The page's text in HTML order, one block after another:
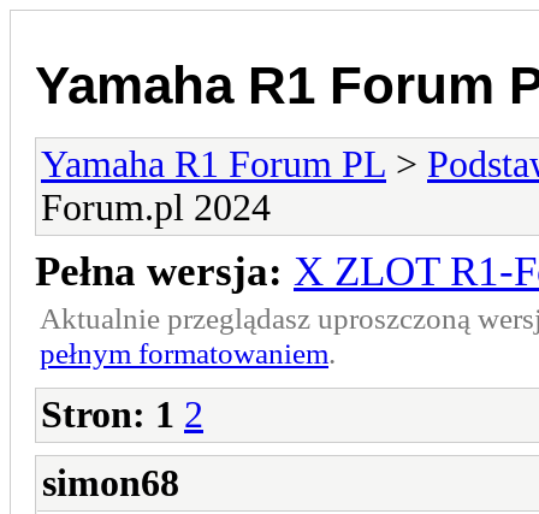
Yamaha R1 Forum
Yamaha R1 Forum PL >
Forum.pl 2024
Pełna wersja: X ZLOT R1-
Aktualnie przeglądasz uproszczoną
pełnym formatowaniem.
Stron: 1 2
simon68